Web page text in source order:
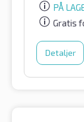
PÅ
Gratis
Detaljer